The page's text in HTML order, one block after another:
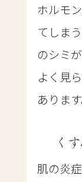
ホルモ
てしま
のシミ
よく見
あります
く
肌の炎